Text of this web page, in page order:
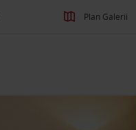
Plan Galerii